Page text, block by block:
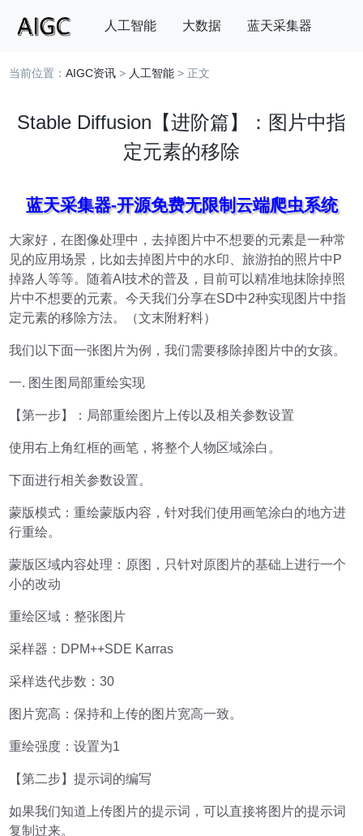
人工智能 大数据 蓝天采集器
搜索
当前位置：AIGC资讯 > 人工智能 > 正文
Stable Diffusion【进阶篇】：图片中指
定元素的移除
蓝天采集器-开源免费无限制云端爬虫系统
大家好，在图像处理中，去掉图片中不想要的元素是一种常
见的应用场景，比如去掉图片中的水印、旅游拍的照片中P
掉路人等等。随着AI技术的普及，目前可以精准地抹除掉照
片中不想要的元素。今天我们分享在SD中2种实现图片中指
定元素的移除方法。（文末附籽料）
我们以下面一张图片为例，我们需要移除掉图片中的女孩。
一. 图生图局部重绘实现
【第一步】：局部重绘图片上传以及相关参数设置
使用右上角红框的画笔，将整个人物区域涂白。
下面进行相关参数设置。
蒙版模式：重绘蒙版内容，针对我们使用画笔涂白的地方进
行重绘。
蒙版区域内容处理：原图，只针对原图片的基础上进行一个
小的改动
重绘区域：整张图片
采样器：DPM++SDE Karras
采样迭代步数：30
图片宽高：保持和上传的图片宽高一致。
重绘强度：设置为1
【第二步】提示词的编写
如果我们知道上传图片的提示词，可以直接将图片的提示词
复制过来。